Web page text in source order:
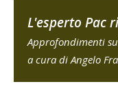
L'esperto Pac
Approfondimenti
a cura di Angelo